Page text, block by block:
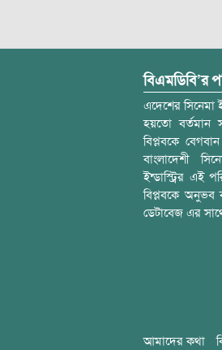
বিএমডিবি’র
এদেশের সিনেমা
হয়তো বর্তমান
বিপ্লবকে
বাংলাদেশী
ইন্ডাস্ট্রির এই
বিপ্লবকে অনুভব
ডেটাবেজ এর
আমাদের কথা